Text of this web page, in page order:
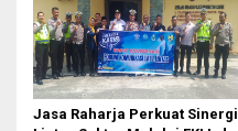
Ahmad
Jasa Raharja Perkuat Sinergi